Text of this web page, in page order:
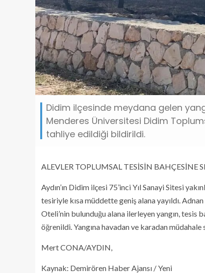
Didim ilçesinde meydana gelen
Menderes Üniversitesi Didim
tahliye edildiği bildirildi.
ALEVLER TOPLUMSAL TESİSİN BAHÇESİNE
Aydın’ın Didim ilçesi 75’inci Yıl Sanayi Sitesi
tesiriyle kısa müddette geniş alana yayıldı.
Oteli’nin bulunduğu alana ilerleyen yangın, tesis
öğrenildi. Yangına havadan ve karadan müdahale
Mert CONA/AYDIN,
Kaynak: Demirören Haber Ajansı / Yeni